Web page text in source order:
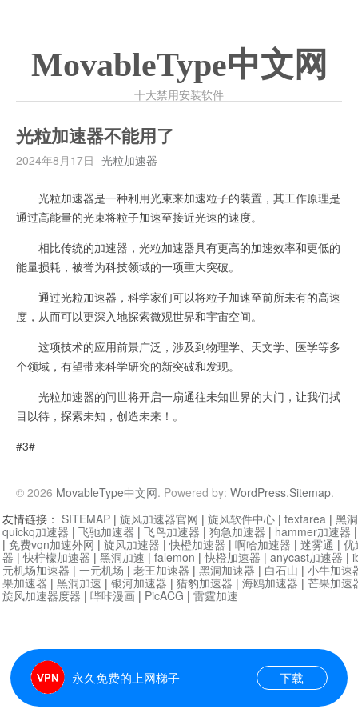
MovableType中文网
十大禁用安装软件
光粒加速器不能用了
2024年8月17日 光粒加速器
光粒加速器是一种利用光束来加速粒子的装置，其工作原理是
通过高能量的光束将粒子加速至接近光速的速度。
相比传统的加速器，光粒加速器具有更高的加速效率和更低的
能量损耗，被誉为科技领域的一项重大突破。
通过光粒加速器，科学家们可以将粒子加速至前所未有的高速
度，从而可以更深入地探索微观世界和宇宙空间。
这项技术的应用前景广泛，涉及到物理学、天文学、医学等多
个领域，有望带来科学研究的新突破和发现。
光粒加速器的问世将开启一扇通往未知世界的大门，让我们拭
目以待，探索未知，创造未来！。
#3#
© 2026 MovableType中文网. Powered by: WordPress.Sitemap.
永久免费的上网梯子 下载
友情链接： SITEMAP | 旋风加速器官网 | 旋风软件中心 | textarea | 黑
quickq加速器 | 飞驰加速器 | 飞鸟加速器 | 狗急加速器 | hammer加速器
| 免费vqn加速外网 | 旋风加速器 |快橙加速器 | 啊哈加速器 | 迷雾通 | 优
器 |快柠檬加速器 | 黑洞加速 | falemon |快橙加速器 | anycast加速器 |
元机场加速器 | 一元机场 | 老王加速器 | 黑洞加速器 | 白石山 | 小牛加速
果加速器 | 黑洞加速 | 银河加速器 | 猎豹加速器 | 海鸥加速器 | 芒果加速
旋风加速器度器 | 哔咔漫画 | PicACG | 雷霆加速